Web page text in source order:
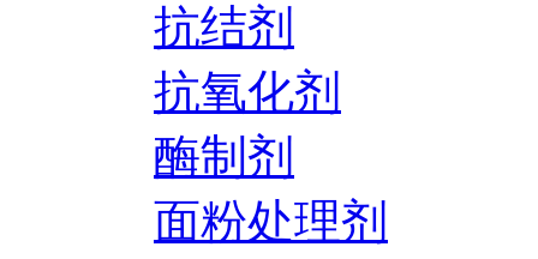
抗结剂
抗氧化剂
酶制剂
面粉处理剂